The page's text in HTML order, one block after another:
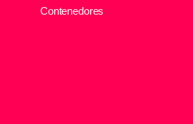
Contenedores